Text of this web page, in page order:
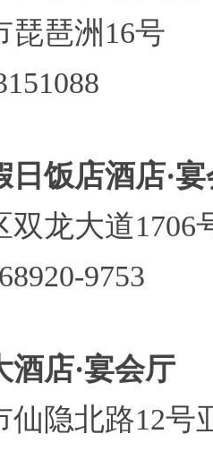
琵琶洲16号
日饭店酒店·
双龙大道1706
9753
店·宴会厅
仙隐北路12号